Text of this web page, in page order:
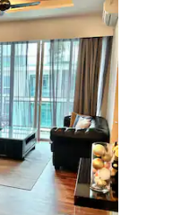
evaluaciones